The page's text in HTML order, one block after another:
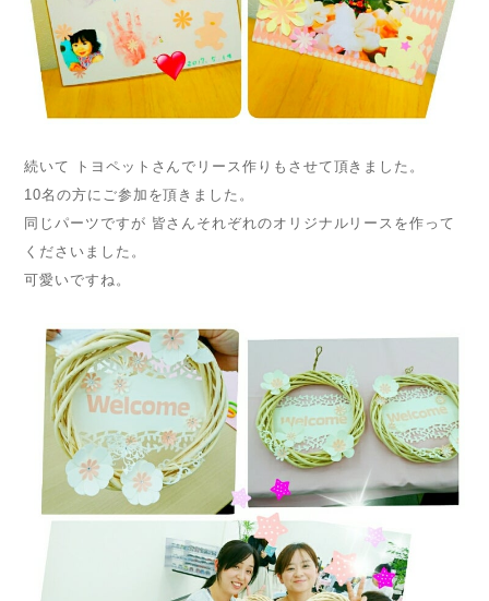
続いて トヨペットさんでリース作りもさせて頂きました。
10名の方にご参加を頂きました。
同じパーツですが 皆さんそれぞれのオリジナルリースを作って
くださいました。
可愛いですね。